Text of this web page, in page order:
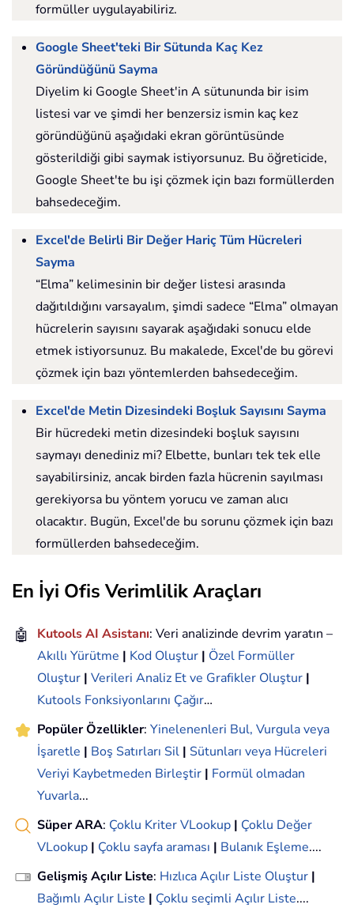
formüller uygulayabiliriz.
Google Sheet'teki Bir Sütunda Kaç Kez
Göründüğünü Sayma
Diyelim ki Google Sheet'in A sütununda bir isim
listesi var ve şimdi her benzersiz ismin kaç kez
göründüğünü aşağıdaki ekran görüntüsünde
gösterildiği gibi saymak istiyorsunuz. Bu öğreticide,
Google Sheet'te bu işi çözmek için bazı formüllerden
bahsedeceğim.
Excel'de Belirli Bir Değer Hariç Tüm Hücreleri
Sayma
“Elma” kelimesinin bir değer listesi arasında
dağıtıldığını varsayalım, şimdi sadece “Elma” olmayan
hücrelerin sayısını sayarak aşağıdaki sonucu elde
etmek istiyorsunuz. Bu makalede, Excel'de bu görevi
çözmek için bazı yöntemlerden bahsedeceğim.
Excel'de Metin Dizesindeki Boşluk Sayısını Sayma
Bir hücredeki metin dizesindeki boşluk sayısını
saymayı denediniz mi? Elbette, bunları tek tek elle
sayabilirsiniz, ancak birden fazla hücrenin sayılması
gerekiyorsa bu yöntem yorucu ve zaman alıcı
olacaktır. Bugün, Excel'de bu sorunu çözmek için bazı
formüllerden bahsedeceğim.
En İyi Ofis Verimlilik Araçları
🤖 Kutools AI Asistanı: Veri analizinde devrim yaratın –
Akıllı Yürütme | Kod Oluştur | Özel Formüller
Oluştur | Verileri Analiz Et ve Grafikler Oluştur |
Kutools Fonksiyonlarını Çağır…
Popüler Özellikler: Yinelenenleri Bul, Vurgula veya
İşaretle | Boş Satırları Sil | Sütunları veya Hücreleri
Veriyi Kaybetmeden Birleştir | Formül olmadan
Yuvarla...
Süper ARA: Çoklu Kriter VLookup | Çoklu Değer
VLookup | Çoklu sayfa araması | Bulanık Eşleme....
Gelişmiş Açılır Liste: Hızlıca Açılır Liste Oluştur |
Bağımlı Açılır Liste | Çoklu seçimli Açılır Liste....